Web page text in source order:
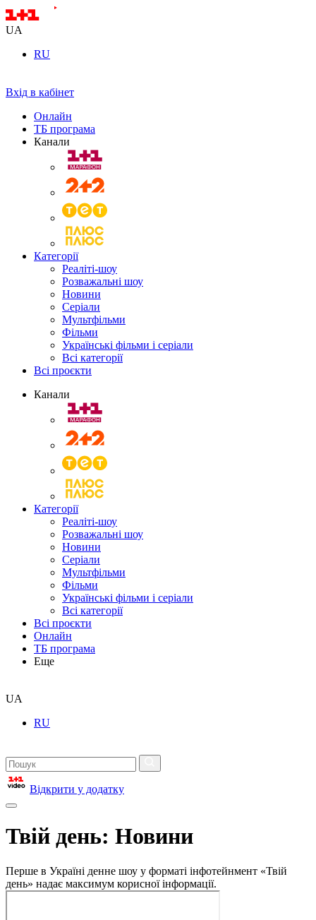
UA
RU
Вхід в кабінет
Онлайн
ТБ програма
Канали
Категорії
Реаліті-шоу
Розважальні шоу
Новини
Серіали
Мультфільми
Фільми
Українські фільми і серіали
Всі категорії
Всі проєкти
Канали
Категорії
Реаліті-шоу
Розважальні шоу
Новини
Серіали
Мультфільми
Фільми
Українські фільми і серіали
Всі категорії
Всі проєкти
Онлайн
ТБ програма
Еще
UA
RU
Відкрити у додатку
Твій день: Новини
Перше в Україні денне шоу у форматі інфотейнмент «Твій
день» надає максимум корисної інформації.